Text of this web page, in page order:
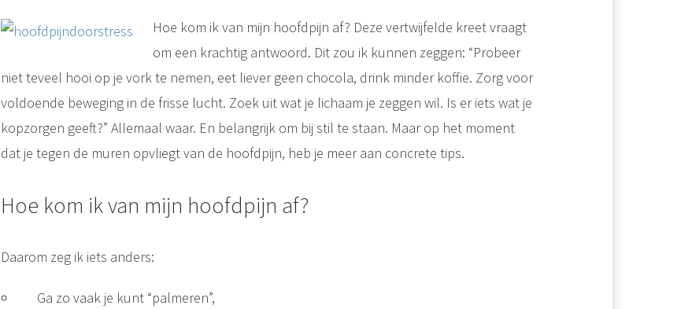
Hoe kom ik van mijn hoofdpijn af? Deze vertwijfelde kreet vraagt
om een krachtig antwoord. Dit zou ik kunnen zeggen: “Probeer
niet teveel hooi op je vork te nemen, eet liever geen chocola, drink minder koffie. Zorg voor
voldoende beweging in de frisse lucht. Zoek uit wat je lichaam je zeggen wil. Is er iets wat je
kopzorgen geeft?” Allemaal waar. En belangrijk om bij stil te staan. Maar op het moment
dat je tegen de muren opvliegt van de hoofdpijn, heb je meer aan concrete tips.
Hoe kom ik van mijn hoofdpijn af?
Daarom zeg ik iets anders:
Ga zo vaak je kunt “palmeren”,